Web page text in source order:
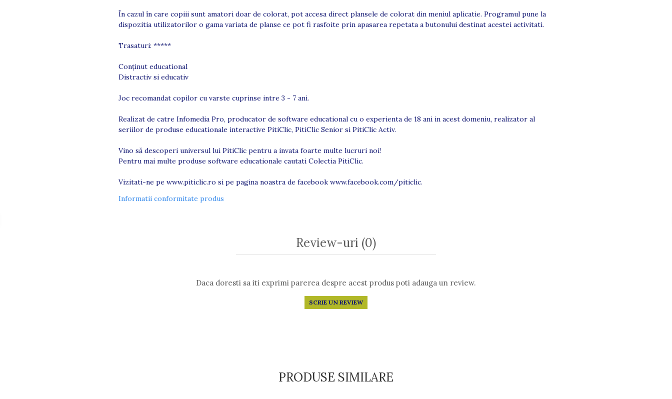
În cazul în care copiii sunt amatori doar de colorat, pot accesa direct plansele de colorat din meniul aplicatie. Programul pune la
dispozitia utilizatorilor o gama variata de planse ce pot fi rasfoite prin apasarea repetata a butonului destinat acestei activitati.
Trasaturi: *****
Conţinut educational
Distractiv si educativ
Joc recomandat copilor cu varste cuprinse intre 3 - 7 ani.
Realizat de catre Infomedia Pro, producator de software educational cu o experienta de 18 ani in acest domeniu, realizator al
seriilor de produse educationale interactive PitiClic, PitiClic Senior si PitiClic Activ.
Vino să descoperi universul lui PitiClic pentru a invata foarte multe lucruri noi!
Pentru mai multe produse software educationale cautati Colectia PitiClic.
Vizitati-ne pe www.piticlic.ro si pe pagina noastra de facebook www.facebook.com/piticlic.
Informatii conformitate produs
Review-uri (0)
Daca doresti sa iti exprimi parerea despre acest produs poti adauga un review.
SCRIE UN REVIEW
PRODUSE SIMILARE